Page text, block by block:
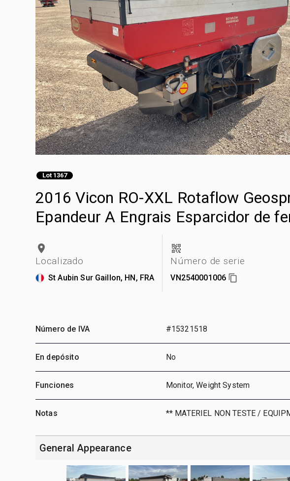
Lot 1367
2016 Vicon RO-XXL Rotaflow
Epandeur A Engrais Esparcidor de
Localizado
St Aubin Sur Gaillon, HN, FRA
Número de serie
VN2540001006
Número de IVA #15321518
En depósito No
Funciones Monitor, Weight System
Notas ** MATERIEL NON TESTE /
General Appearance